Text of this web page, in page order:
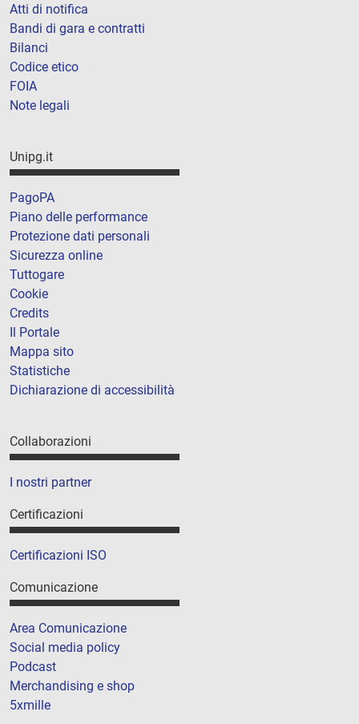
Atti di notifica
Bandi di gara e contratti
Bilanci
Codice etico
FOIA
Note legali
Unipg.it
PagoPA
Piano delle performance
Protezione dati personali
Sicurezza online
Tuttogare
Cookie
Credits
Il Portale
Mappa sito
Statistiche
Dichiarazione di accessibilità
Collaborazioni
I nostri partner
Certificazioni
Certificazioni ISO
Comunicazione
Area Comunicazione
Social media policy
Podcast
Merchandising e shop
5xmille